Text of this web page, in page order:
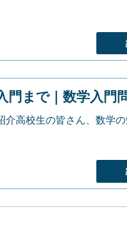
門まで｜数学入門
介高校生の皆さん、数学